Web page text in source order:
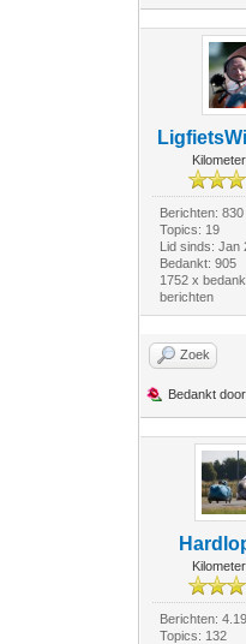
Berichten: 830
Topics: 19
Lid sinds: Jan
Bedankt: 905
1752 x
berichten
Zoek
Bedankt
Berichten:
Topics: 132